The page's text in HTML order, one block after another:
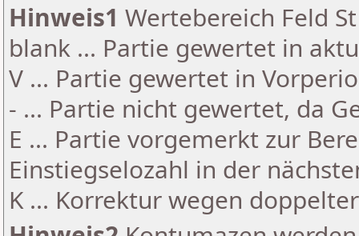
Hinweis1 Wertebereich Feld
blank ... Partie gewertet in
V ... Partie gewertet in
- ... Partie nicht gewertet, da
E ... Partie vorgemerkt zur
Einstiegselozahl in der
K ... Korrektur wegen